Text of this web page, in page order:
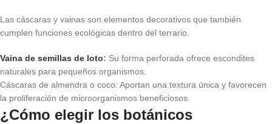
Las cáscaras y vainas son elementos decorativos que también
cumplen funciones ecológicas dentro del terrario.
Vaina de semillas de loto: Su forma perforada ofrece escondites
naturales para pequeños organismos.
Cáscaras de almendra o coco: Aportan una textura única y favorecen
la proliferación de microorganismos beneficiosos.
¿Cómo elegir los botánicos